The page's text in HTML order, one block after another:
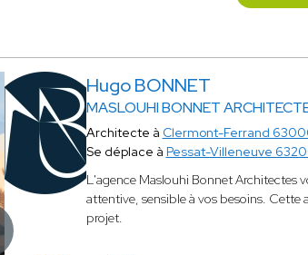
Hugo BONNET
MASLOUHI BONNET
Architecte à Clermont-Ferrand
Se déplace à Pessat-Villeneuve
L'agence Maslouhi Bonnet Architectes
attentive, sensible à vos besoins. Cette
projet.